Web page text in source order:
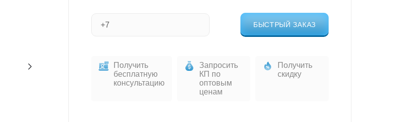
БЫСТРЫЙ ЗАКАЗ
Получить
бесплатную
консультацию
Запросить
КП по
оптовым
ценам
Получить
скидку